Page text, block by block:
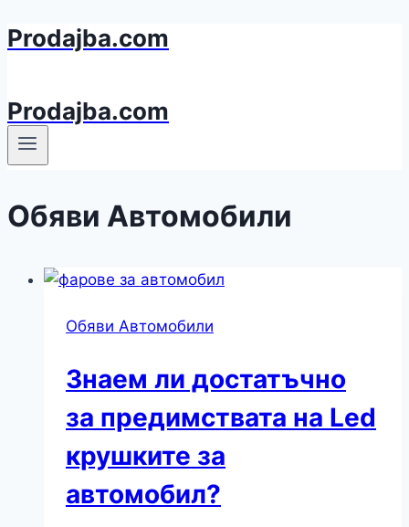
Към
Prodajba.com
Prodajba.com
Обяви Автомобили
Обяви Автомобили
Знаем ли достатъчно
за предимствата на Led
крушките за
автомобил?